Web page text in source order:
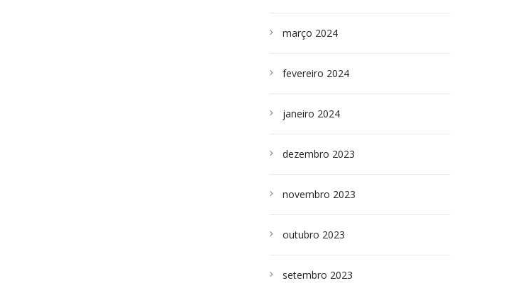
março 2024
fevereiro 2024
janeiro 2024
dezembro 2023
novembro 2023
outubro 2023
setembro 2023